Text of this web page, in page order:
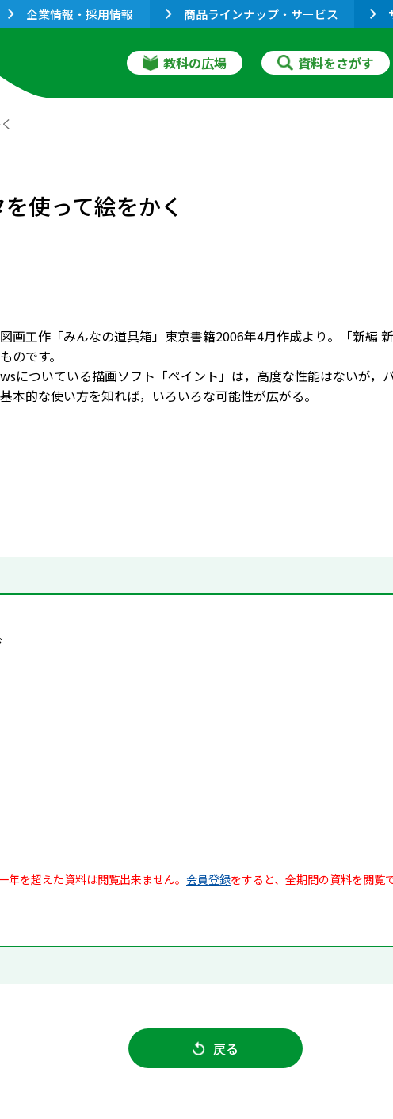
企業情報・採用情報 商品ラインナップ・サービス
教科の広場 資料をさがす
使って絵をかく
画工作「みんなの道具箱」東京書籍2006年4月作成より。「新編
のです。
についている描画ソフト「ペイント」は，高度な性能はないが，
本的な使い方を知れば，いろいろな可能性が広がる。
年を超えた資料は閲覧出来ません。 会員登録をすると、全期間の資料を閲覧
戻る